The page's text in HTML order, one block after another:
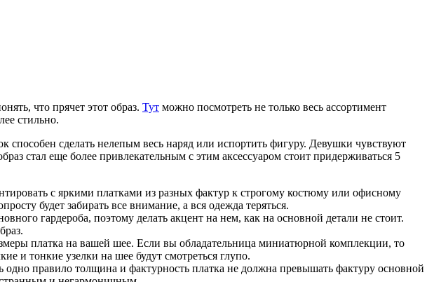
что прячет этот образ. Тут можно посмотреть не только весь ассортимент
стильно.
сделать нелепым весь наряд или испортить фигуру. Девушки чувствуют
стал еще более привлекательным с этим аксессуаром стоит придерживаться 5
с яркими платками из разных фактур к строгому костюму или офисному
будет забирать все внимание, а вся одежда теряться.
гардероба, поэтому делать акцент на нем, как на основной детали не стоит.
платка на вашей шее. Если вы обладательница миниатюрной комплекции, то
и тонкие узелки на шее будут смотреться глупо.
правило толщина и фактурность платка не должна превышать фактуру основной